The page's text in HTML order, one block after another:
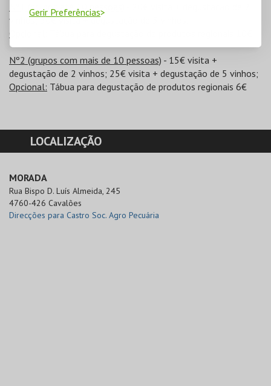
Gerir Preferências
Nº1 (grupos até 10 pessoas)
vinhos; 30€ visita + degustação de 5 vinhos;
Opcional:
Nº2 (grupos com mais de 10 pessoas) - 15€ visita +
degustação de 2 vinhos; 25€ visita + degustação de 5 vinhos;
Opcional: Tábua para degustação de produtos regionais 6€
LOCALIZAÇÃO
MORADA
Rua Bispo D. Luís Almeida, 245
4760-426 Cavalões
Direcções para Castro Soc. Agro Pecuária